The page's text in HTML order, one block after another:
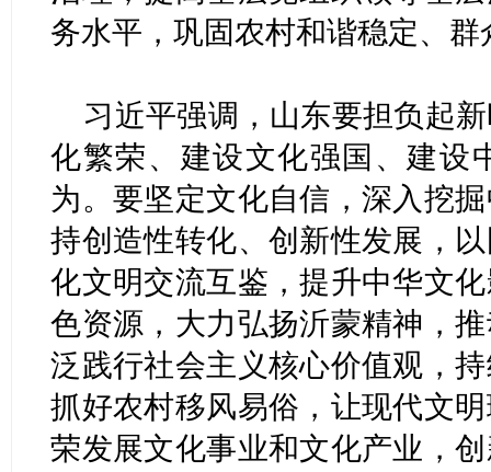
务水平，巩固农村和谐稳定、
习近平强调，山东要担负起
化繁荣、建设文化强国、建设
为。要坚定文化自信，深入挖
持创造性转化、创新性发展，
化文明交流互鉴，提升中华文
色资源，大力弘扬沂蒙精神，
泛践行社会主义核心价值观，
抓好农村移风易俗，让现代文
荣发展文化事业和文化产业，